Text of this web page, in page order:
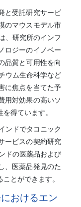
と受託研究サービ
のマウスモデル市
、研究所のインフ
ロジーのイノベー
品質と可用性を向
ウム生命科学など
に焦点を当てた予
用対効果の高いソ
得ています。
ンドでタコニック
ービスの契約研究
ドの医薬品および
、医薬品発見のた
とができます。
おけるエン